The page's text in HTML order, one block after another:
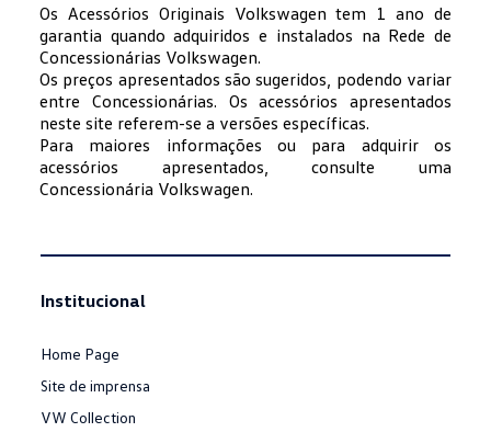
Os Acessórios Originais Volkswagen tem 1 ano de
garantia quando adquiridos e instalados na Rede de
Concessionárias Volkswagen.
Os preços apresentados são sugeridos, podendo variar
entre Concessionárias. Os acessórios apresentados
neste site referem-se a versões específicas.
Para maiores informações ou para adquirir os
acessórios apresentados, consulte uma
Concessionária Volkswagen.
Institucional
Home Page
Site de imprensa
VW Collection